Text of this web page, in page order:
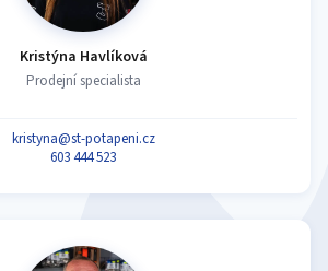
Kristýna Havlíková
Prodejní specialista
kristyna@st-potapeni.cz
603 444 523